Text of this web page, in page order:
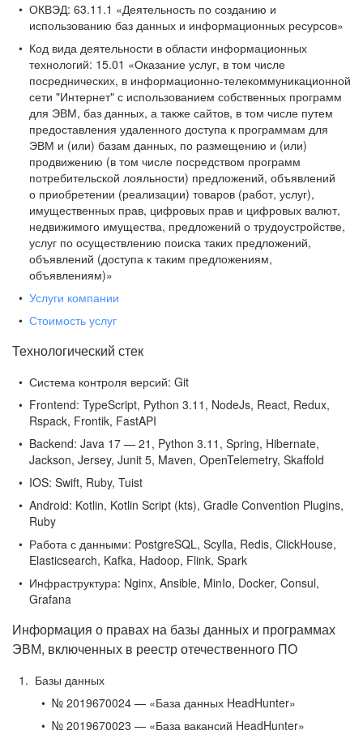
ОКВЭД: 63.11.1 «Деятельность по созданию и
использованию баз данных и информационных ресурсов»
Код вида деятельности в области информационных
технологий: 15.01 «Оказание услуг, в том числе
посреднических, в информационно-телекоммуникационной
сети "Интернет" с использованием собственных программ
для ЭВМ, баз данных, а также сайтов, в том числе путем
предоставления удаленного доступа к программам для
ЭВМ и (или) базам данных, по размещению и (или)
продвижению (в том числе посредством программ
потребительской лояльности) предложений, объявлений
о приобретении (реализации) товаров (работ, услуг),
имущественных прав, цифровых прав и цифровых валют,
недвижимого имущества, предложений о трудоустройстве,
услуг по осуществлению поиска таких предложений,
объявлений (доступа к таким предложениям,
объявлениям)»
Услуги компании
Стоимость услуг
Технологический стек
Система контроля версий: Git
Frontend: TypeScript, Python 3.11, NodeJs, React, Redux,
Rspack, Frontik, FastAPI
Backend: Java 17 — 21, Python 3.11, Spring, Hibernate,
Jackson, Jersey, Junit 5, Maven, OpenTelemetry, Skaffold
IOS: Swift, Ruby, Tuist
Android: Kotlin, Kotlin Script (kts), Gradle Convention Plugins,
Ruby
Работа с данными: PostgreSQL, Scylla, Redis, ClickHouse,
Elasticsearch, Kafka, Hadoop, Flink, Spark
Инфраструктура: Nginx, Ansible, MinIo, Docker, Consul,
Grafana
Информация о правах на базы данных и программах
ЭВМ, включенных в реестр отечественного ПО
Базы данных
№ 2019670024 — «База данных HeadHunter»
№ 2019670023 — «База вакансий HeadHunter»